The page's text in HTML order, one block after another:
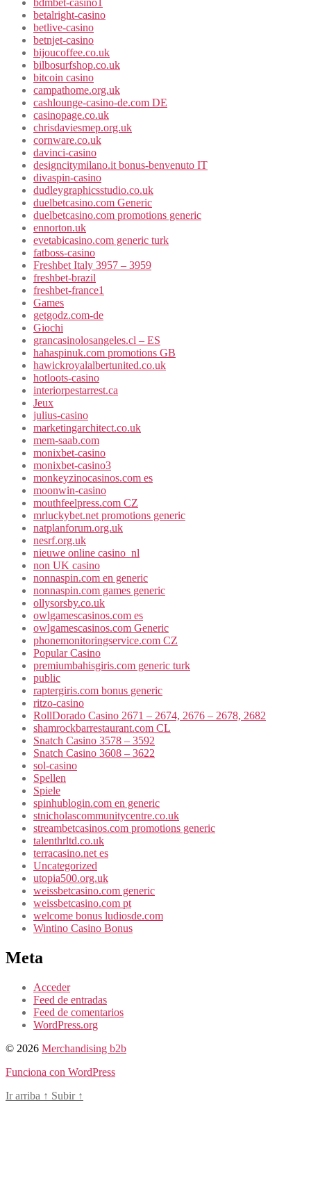
betalright-casino
betlive-casino
betnjet-casino
bijoucoffee.co.uk
bilbosurfshop.co.uk
bitcoin casino
campathome.org.uk
cashlounge-casino-de.com DE
casinopage.co.uk
chrisdaviesmep.org.uk
cornware.co.uk
davinci-casino
designcitymilano.it bonus-benvenuto IT
divaspin-casino
dudleygraphicsstudio.co.uk
duelbetcasino.com Generic
duelbetcasino.com promotions generic
ennorton.uk
evetabicasino.com generic turk
fatboss-casino
Freshbet Italy 3957 – 3959
freshbet-brazil
freshbet-france1
Games
getgodz.com-de
Giochi
grancasinolosangeles.cl – ES
hahaspinuk.com promotions GB
hawickroyalalbertunited.co.uk
hotloots-casino
interiorpestarrest.ca
Jeux
julius-casino
marketingarchitect.co.uk
mem-saab.com
monixbet-casino
monixbet-casino3
monkeyzinocasinos.com es
moonwin-casino
mouthfeelpress.com CZ
mrluckybet.net promotions generic
natplanforum.org.uk
nesrf.org.uk
nieuwe online casino_nl
non UK casino
nonnaspin.com en generic
nonnaspin.com games generic
ollysorsby.co.uk
owlgamescasinos.com es
owlgamescasinos.com Generic
phonemonitoringservice.com CZ
Popular Casino
premiumbahisgiris.com generic turk
public
raptergiris.com bonus generic
ritzo-casino
RollDorado Casino 2671 – 2674, 2676 – 2678, 2682
shamrockbarrestaurant.com CL
Snatch Casino 3578 – 3592
Snatch Casino 3608 – 3622
sol-casino
Spellen
Spiele
spinhublogin.com en generic
stnicholascommunitycentre.co.uk
streambetcasinos.com promotions generic
talenthrltd.co.uk
terracasino.net es
Uncategorized
utopia500.org.uk
weissbetcasino.com generic
weissbetcasino.com pt
welcome bonus ludiosde.com
Wintino Casino Bonus
Meta
Acceder
Feed de entradas
Feed de comentarios
WordPress.org
© 2026 Merchandising b2b
Funciona con WordPress
Ir arriba ↑ Subir ↑